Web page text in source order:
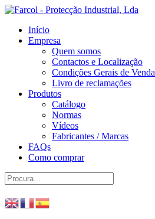
Início
Empresa
Quem somos
Contactos e Localização
Condições Gerais de Venda
Livro de reclamações
Produtos
Catálogo
Normas
Vídeos
Fabricantes / Marcas
FAQs
Como comprar